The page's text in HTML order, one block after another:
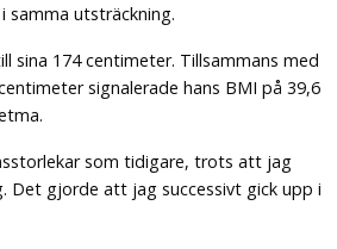
utsträckning.
sina 174 centimeter. Tillsammans med
signalerade hans BMI på 39,6
som tidigare, trots att jag
Det gjorde att jag successivt gick upp i